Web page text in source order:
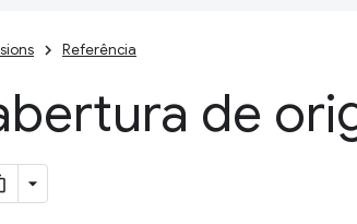
Referência
de